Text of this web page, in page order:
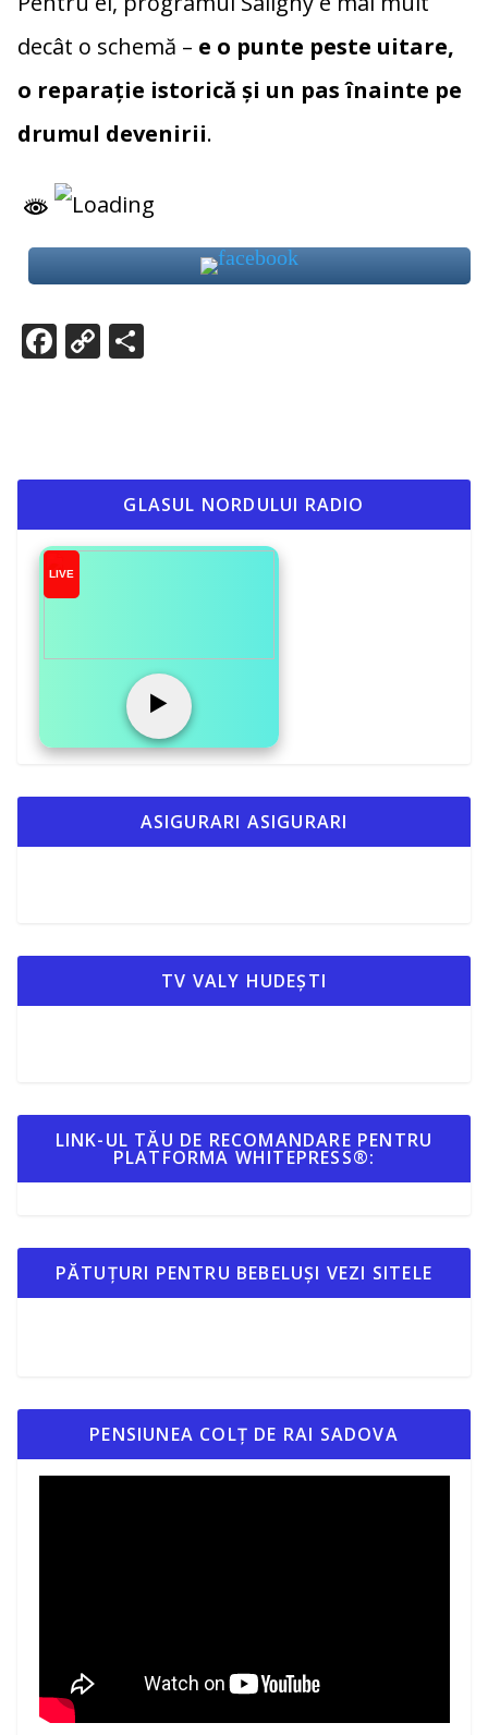
decât o schemă – e o punte peste uitare,
o reparație istorică și un pas înainte pe
drumul devenirii.
F
o
k
C
Li
k
P
az
ă
GLASUL NORDULUI RADIO
LIVE
▶️
ASIGURARI ASIGURARI
TV VALY HUDEȘTI
LINK-UL TĂU DE RECOMANDARE PENTRU
PLATFORMA WHITEPRESS®:
PĂTUȚURI PENTRU BEBELUȘI VEZI SITELE
PENSIUNEA COLȚ DE RAI SADOVA